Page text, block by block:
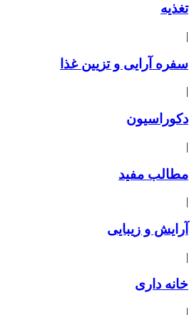
تغذیه
|
سفره آرایی و تزیین غذا
|
دکوراسیون
|
مطالب مفید
|
آرایش و زیبایی
|
خانه داری
|